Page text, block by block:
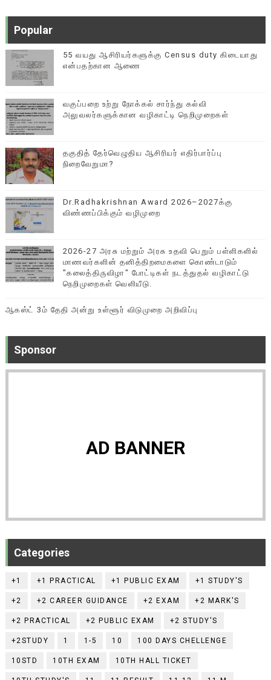
Popular
55 வயது ஆசிரியர்களுக்கு Census duty கிடையாது
என்பதற்கான ஆணை
வகுப்பறை உற்று நோக்கல் சார்ந்து கல்வி
அலுவலர்களுக்கான வழிகாட்டி நெறிமுறைகள்
தகுதித் தேர்வெழுதிய ஆசிரியர் எதிர்பார்ப்பு
நிறைவேறுமா?
Dr.Radhakrishnan Award 2026–2027க்கு
விண்ணப்பிக்கும் வழிமுறை
2026-27 அரசு மற்றும் அரசு உதவி பெறும் பள்ளிகளில்
மாணவர்களின் தனித்திறமைகளை கொண்டாடும்
"கலைத்திருவிழா" போட்டிகள் நடத்துதல் வழிகாட்டு
நெறிமுறைகள் வெளியீடு.
ஆகஸ்ட் 3ம் தேதி அன்று உள்ளூர் விடுமுறை அறிவிப்பு
Sponsor
AD BANNER
Categories
+1 +1 PRACTICAL +1 PUBLIC EXAM +1 STUDY'S
+2 +2 CAREER GUIDANCE +2 EXAM +2 MARK'S
+2 PRACTICAL +2 PUBLIC EXAM +2 STUDY'S
+2STUDY 1 1-5 10 100 DAYS CHELLENGE
10STD 10TH EXAM 10TH HALL TICKET